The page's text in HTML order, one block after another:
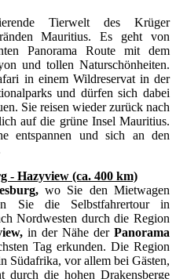
Tierwelt des Krüger
Mauritius. Es geht von
Panorama Route mit dem
und tollen Naturschönheiten.
in einem Wildreservat in der
und dürfen sich dabei
Sie reisen wieder zurück nach
auf die grüne Insel Mauritius.
entspannen und sich an den
- Hazyview (ca. 400 km)
wo Sie den Mietwagen
Sie die Selbstfahrertour in
Nordwesten durch die Region
in der Nähe der Panorama
Tag erkunden. Die Region
Südafrika, vor allem bei Gästen,
durch die hohen Drakensberge